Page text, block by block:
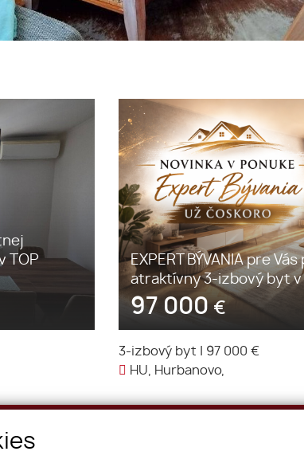
TOP
EXPERT BÝVANIA pre
atraktívny 3-izbový byt v
97 000€
3-izbový byt
97 000 €
HU, Hurbanovo,